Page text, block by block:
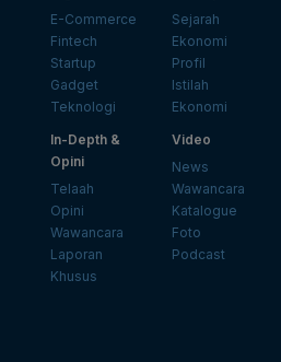
E-Commerce
Fintech
Startup
Gadget
Teknologi
Sejarah
Ekonomi
Profil
Istilah
Ekonomi
In-Depth &
Opini
Telaah
Opini
Wawancara
Laporan
Khusus
Video
News
Wawancara
Katalogue
Foto
Podcast